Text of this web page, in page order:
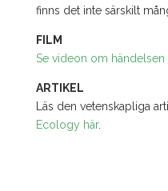
finns det inte särskilt
FILM
Se videon om händelsen
ARTIKEL
Läs den vetenskapliga
Ecology här.